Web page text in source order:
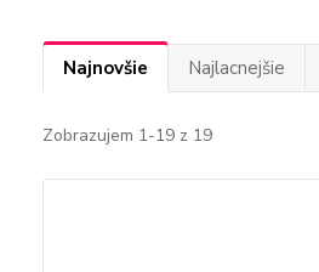
Najnovšie Najlacnejšie
Zobrazujem 1-19 z 19